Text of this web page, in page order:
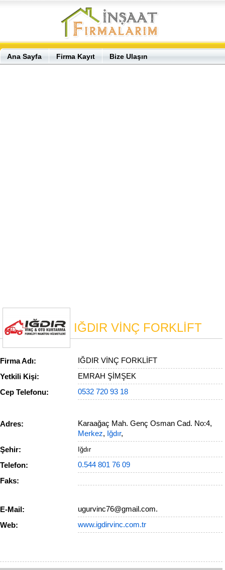
Ana Sayfa Firma Kayıt Bize Ulaşın
IĞDIR VİNÇ FORKLİFT
Firma Adı:
IĞDIR VİNÇ FORKLİFT
Yetkili Kişi:
EMRAH ŞİMŞEK
Cep Telefonu:
0532 720 93 18
Adres:
Karaağaç Mah. Genç Osman Cad. No:4,
Merkez, Iğdır,
Şehir:
Iğdır
Telefon:
0.544 801 76 09
Faks:
E-Mail: ugurvinc76@gmail.com.
Web:
www.igdirvinc.com.tr